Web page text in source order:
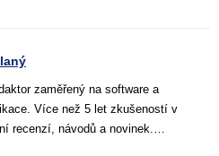
zaměřený na software a
Více než 5 let zkušeností v
recenzí, návodů a novinek.